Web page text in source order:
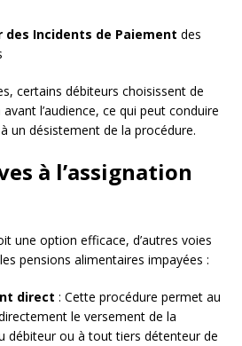
des Incidents de Paiement des
certains débiteurs choisissent de
l’audience, ce qui peut conduire
un désistement de la procédure.
à l’assignation
une option efficace, d’autres voies
pensions alimentaires impayées :
direct : Cette procédure permet au
le versement de la
débiteur ou à tout tiers détenteur de